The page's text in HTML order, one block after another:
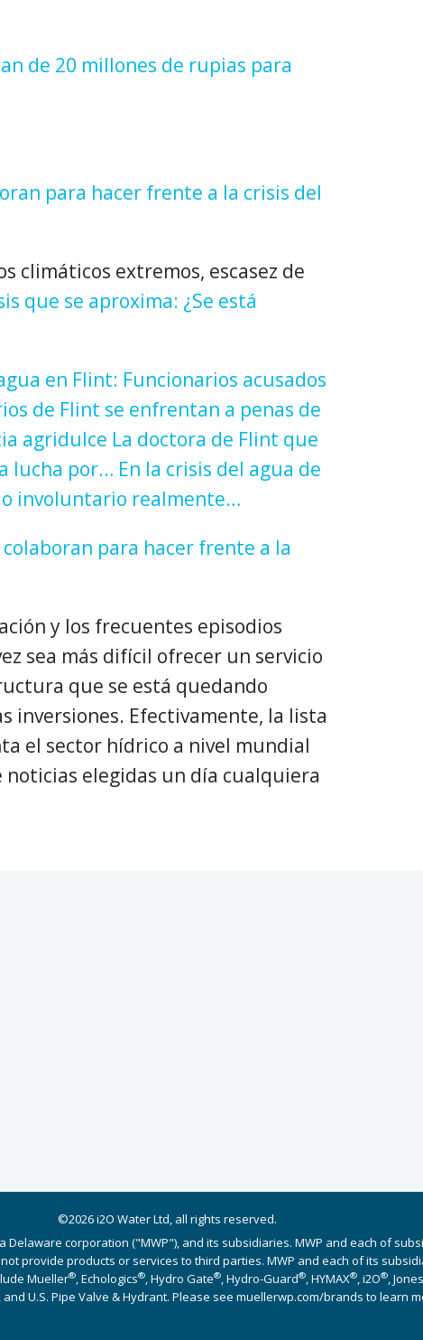
de 20 millones de rupias para
para hacer frente a la crisis del
climáticos extremos, escasez de
que se aproxima: ¿Se está
en Flint: Funcionarios acusados
de Flint se enfrentan a penas de
agridulce La doctora de Flint que
lucha por… En la crisis del agua de
involuntario realmente…
colaboran para hacer frente a la
y los frecuentes episodios
sea más difícil ofrecer un servicio
que se está quedando
inversiones. Efectivamente, la lista
el sector hídrico a nivel mundial
elegidas un día cualquiera
©2026 i2O Water Ltd, all rights reserved.
Delaware corporation ("MWP"), and its subsidiaries. MWP and each of
provide products or services to third parties. MWP and each of its
Mueller®, Echologics®, Hydro Gate®, Hydro-Guard®, HYMAX®, i2O®, Jones
and U.S. Pipe Valve & Hydrant. Please see muellerwp.com/brands to learn